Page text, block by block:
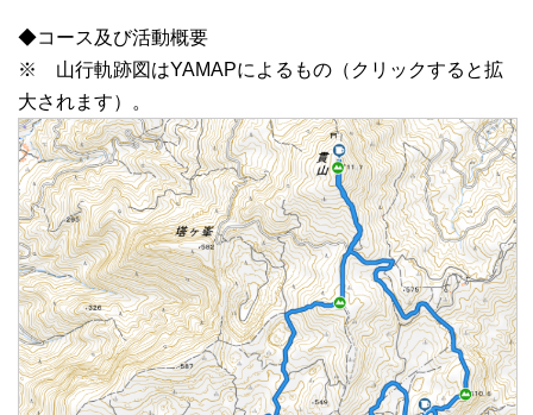
◆コース及び活動概要
※ 山行軌跡図はYAMAPによるもの（クリックすると拡
大されます）。